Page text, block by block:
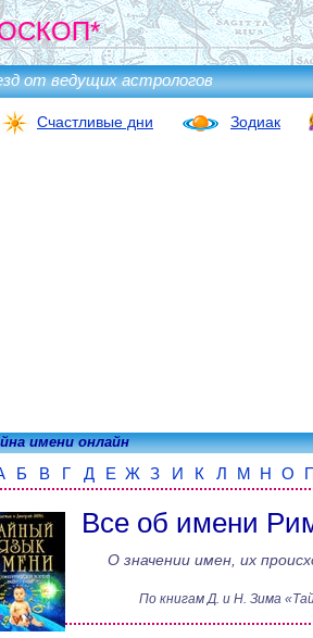
от ведущих астрологов
Счастливые дни Зодиак
имени онлайн
Б В Г Д Е Ж З И К Л М Н О
Все об имени
О значении имен, их
По книгамД. и Н. Зима«